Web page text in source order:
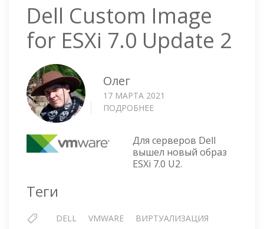
Dell Custom Image
for ESXi 7.0 Update 2
Олег
17 МАРТА 2021
ПОДРОБНЕЕ
IMAGE
FOR
ESXI
Для серверов Dell
вышел новый образ
ESXi 7.0 U2.
Теги
DELL VMWARE ВИРТУАЛИЗАЦИЯ